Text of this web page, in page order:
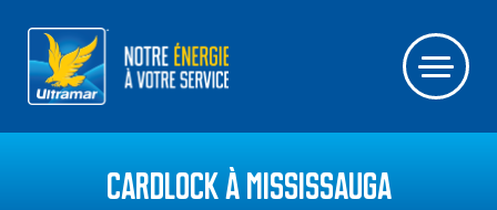
CARDLOCK À MISSISSAUGA